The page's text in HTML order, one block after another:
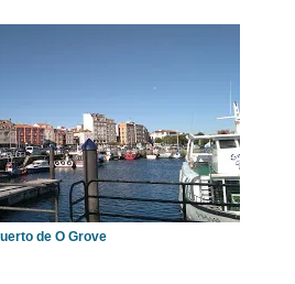
de O Grove